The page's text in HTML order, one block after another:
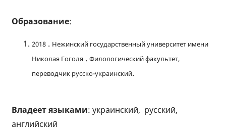
Образование:
2018 . Нежинский государственный университет имени
Николая Гоголя . Филологический факультет,
переводчик русско-украинский.
Владеет языками: украинский, русский,
английский